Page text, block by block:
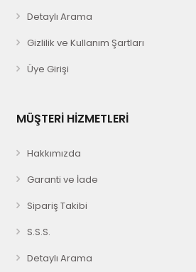
Detaylı Arama
Gizlilik ve Kullanım Şartları
Üye Girişi
MÜŞTERİ HİZMETLERİ
Hakkımızda
Garanti ve İade
Sipariş Takibi
S.S.S.
Detaylı Arama